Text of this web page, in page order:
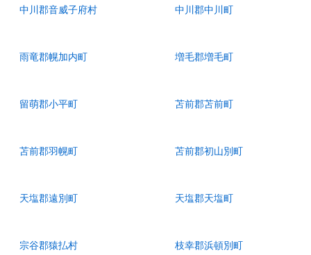
中川郡音威子府村 中川郡中川町
雨竜郡幌加内町 増毛郡増毛町
留萌郡小平町 苫前郡苫前町
苫前郡羽幌町 苫前郡初山別町
天塩郡遠別町 天塩郡天塩町
宗谷郡猿払村 枝幸郡浜頓別町